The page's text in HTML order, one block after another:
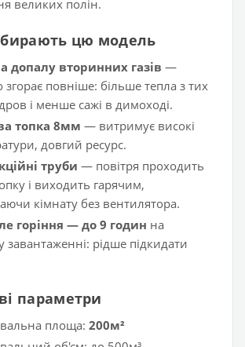
великих полін.
цю модель
допалу вторинних газів —
згорає повніше: більше тепла з тих
і менше сажі в димоході.
топка 8мм — витримує високі
довгий ресурс.
труби — повітря проходить
і виходить гарячим,
кімнату без вентилятора.
горіння — до 9 годин на
завантаженні: рідше підкидати
параметри
площа: 200м²